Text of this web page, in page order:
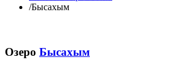
/Бысахым
Озеро Бысахым